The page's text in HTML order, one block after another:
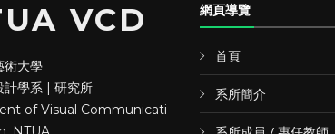
VCD
術大學
計學系 | 研究所
of Visual Communicati
網頁導覽
首頁
系所簡介